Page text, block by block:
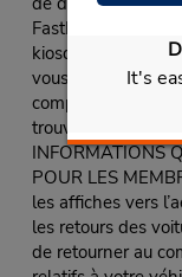
It's
FastBreak ou
kiosque de
vous remettra le
comptoir remettra
trouve sa voiture
INFORMATIONS
POUR LES
les affiches vers
les retours des
de retourner au